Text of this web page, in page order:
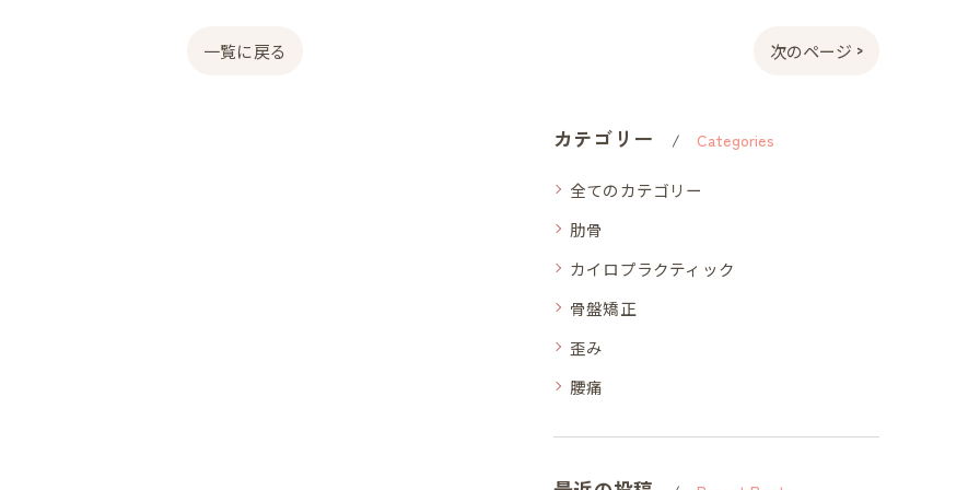
一覧に戻る 次のページ >
カテゴリー Categories
全てのカテゴリー
肋骨
カイロプラクティック
骨盤矯正
歪み
腰痛